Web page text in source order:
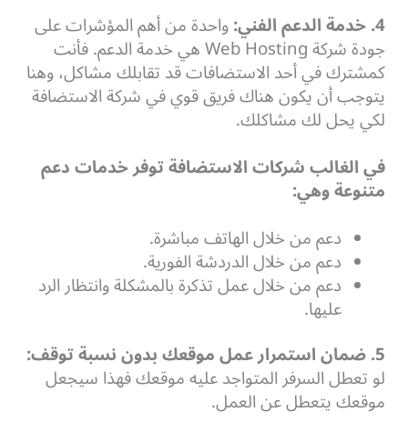
4. خدمة الدعم الفني:
واحدة من أهم المؤشرات على
جودة شركة Web Hosting هي خدمة الدعم. فأنت
كمشترك في أحد الاستضافات قد تقابلك مشاكل، وهنا
يتوجب أن يكون هناك فريق قوي في شركة الاستضافة
لكي يحل لك مشاكلك.
في الغالب شركات الاستضافة توفر خدمات دعم
متنوعة وهي:
دعم من خلال الهاتف مباشرة.
دعم من خلال الدردشة الفورية.
دعم من خلال عمل تذكرة بالمشكلة وانتظار الرد
عليها.
5. ضمان استمرار عمل موقعك بدون نسبة توقف:
لوتعطل السرفر المتواجد عليه موقعك فهذا سيجعل
موقعك يتعطل عن العمل.